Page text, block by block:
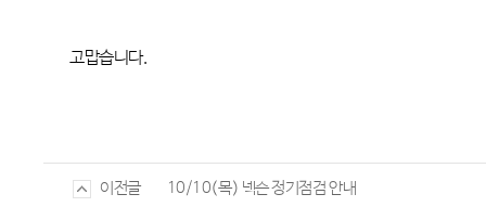
고맙습니다.
이전글 10/10(목) 넥슨 정기점검 안내